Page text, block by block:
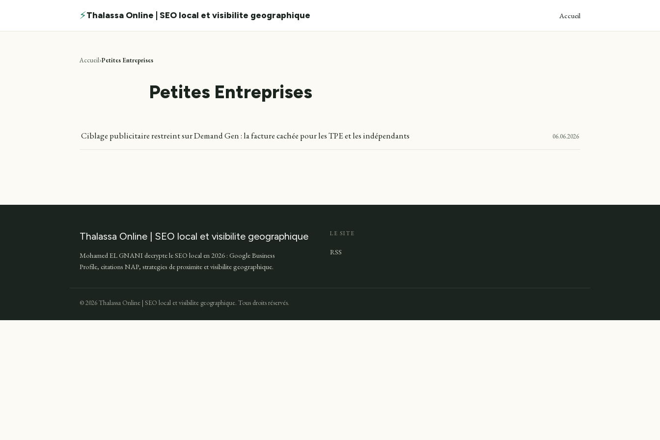
⚡Thalassa Online | SEO local et visibilite geographique Accueil
Accueil Petites Entreprises
Petites Entreprises
Ciblage publicitaire restreint sur Demand Gen : la facture cachée pour les TPE et les indépendants 06.06.2026
Thalassa Online | SEO local et visibilite geographique
Mohamed EL GNANI decrypte le SEO local en 2026 : Google Business
Profile, citations NAP, strategies de proximite et visibilite geographique.
LE SITE
RSS
© 2026 Thalassa Online | SEO local et visibilite geographique. Tous droits réservés.